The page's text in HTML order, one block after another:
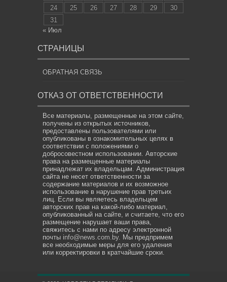
24
25 26 27 28 29
30
31
« Июл
СТРАНИЦЫ
ОБРАТНАЯ СВЯЗЬ
ОТКАЗ ОТ ОТВЕТСТВЕННОСТИ
Все материалы, размещенные на этом сайте,
получены из открытых источников,
предоставлены пользователями или
опубликованы в ознакомительных целях в
соответствии с положениями о
добросовестном использовании. Авторские
права на размещенные материалы
принадлежат их владельцам. Администрация
сайта не несет ответственности за
содержание материалов и их возможное
использование в нарушение прав третьих
лиц. Если вы являетесь владельцем
авторских прав на какой-либо материал,
опубликованный на сайте, и считаете, что его
размещение нарушает ваши права,
свяжитесь с нами по адресу электронной
почты info@news.com.by. Мы предпримем
все необходимые меры для его удаления
или корректировки в кратчайшие сроки.